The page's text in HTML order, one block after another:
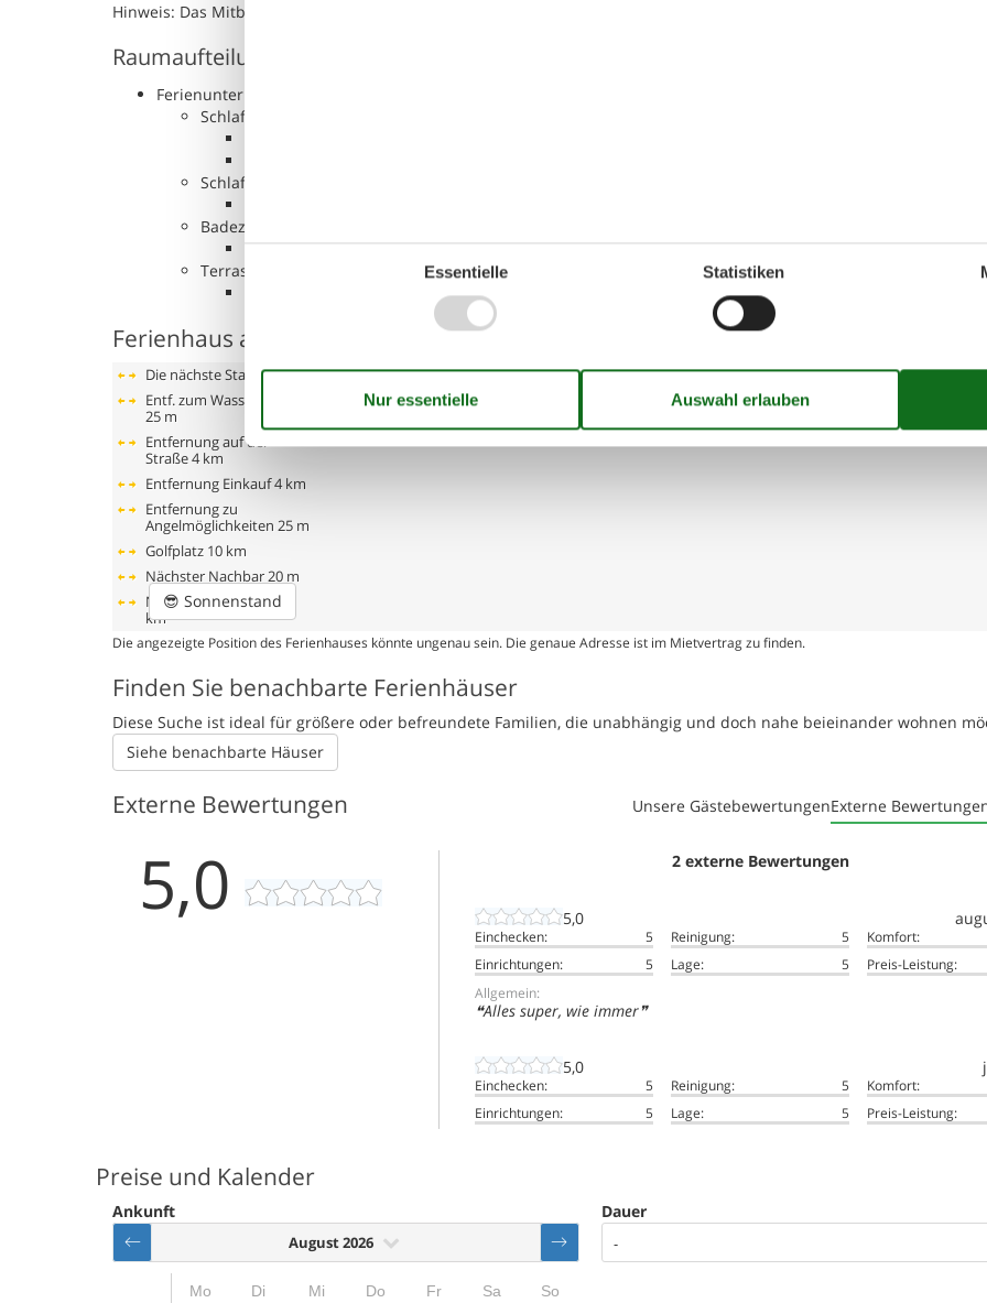
Hinweis: Das Mitbringen eines eigenen Bootes ist nicht gestattet.
Raumaufteilung
Ferienunterkunft
Schlafzimmer, 3 Personen
Schlafzimmer, 4 Personen
Badezimmer
WC mit warmem und kaltem Wasser, Dusche
Terrasse
Ferienhaus auf der Karte und Entfernungen
Die nächste Stadt
4 km
Entf. zum Wasser/Baden
25 m
Entfernung auf der
Straße4 km
Entfernung Einkauf4 km
Entfernung zu
Angelmöglichkeiten 25 m
Golfplatz 10 km
Nächster Nachbar20 m
Nächstes Restaurant
km
😎 Sonnenstand
Die angezeigte Position des Ferienhauses könnte ungenau sein. Die genaue Adresse ist im Mietvertrag zu finden.
Finden Sie benachbarte Ferienhäuser
Diese Suche ist ideal für größere oder befreundete Familien, die unabhängig und doch nahe beieinander wohnen
Siehe benachbarte Häuser
Externe Bewertungen Unsere GästebewertungenExterne
5,0 2 externe Bewertungen
5,0
Einchecken: 5 Reinigung: 5
Komfort:
Einrichtungen:
5 Lage: 5
Preis-Leistung:
Allgemein:
Alles super, wie immer
5,0
Einchecken: 5 Reinigung: 5
Komfort:
Einrichtungen:
5 Lage: 5 Preis-Leistung:
Preise und Kalender
Ankunft
August 2026
Mo Di Mi Do Fr Sa So
Dauer
-
Essentielle Statistiken